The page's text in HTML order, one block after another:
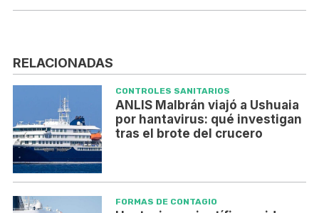
RELACIONADAS
CONTROLES SANITARIOS
ANLIS Malbrán viajó a Ushuaia
por hantavirus: qué investigan
tras el brote del crucero
FORMAS DE CONTAGIO